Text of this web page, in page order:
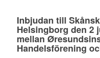
Inbjudan till
Helsingborg den 2
mellan
Handelsförening